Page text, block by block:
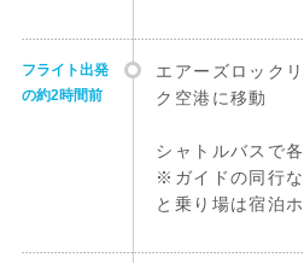
フライト出発
の約2時間前
エアーズロック
ク空港に移動
シャトルバスで
※ガイドの同行
と乗り場は宿泊